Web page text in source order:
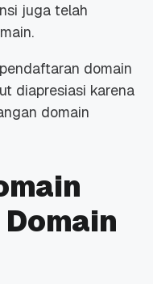
juga telah
domain
diapresiasi karena
domain